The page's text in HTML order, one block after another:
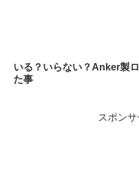
いる？いらない？Anker製
た事
スポン